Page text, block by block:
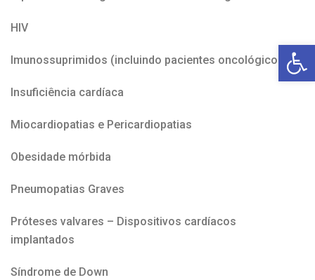
HIV
Imunossuprimidos (incluindo pacientes oncológicos)
Insuficiência cardíaca
Miocardiopatias e Pericardiopatias
Obesidade mórbida
Pneumopatias Graves
Próteses valvares – Dispositivos cardíacos
implantados
Síndrome de Down
Open toolbar